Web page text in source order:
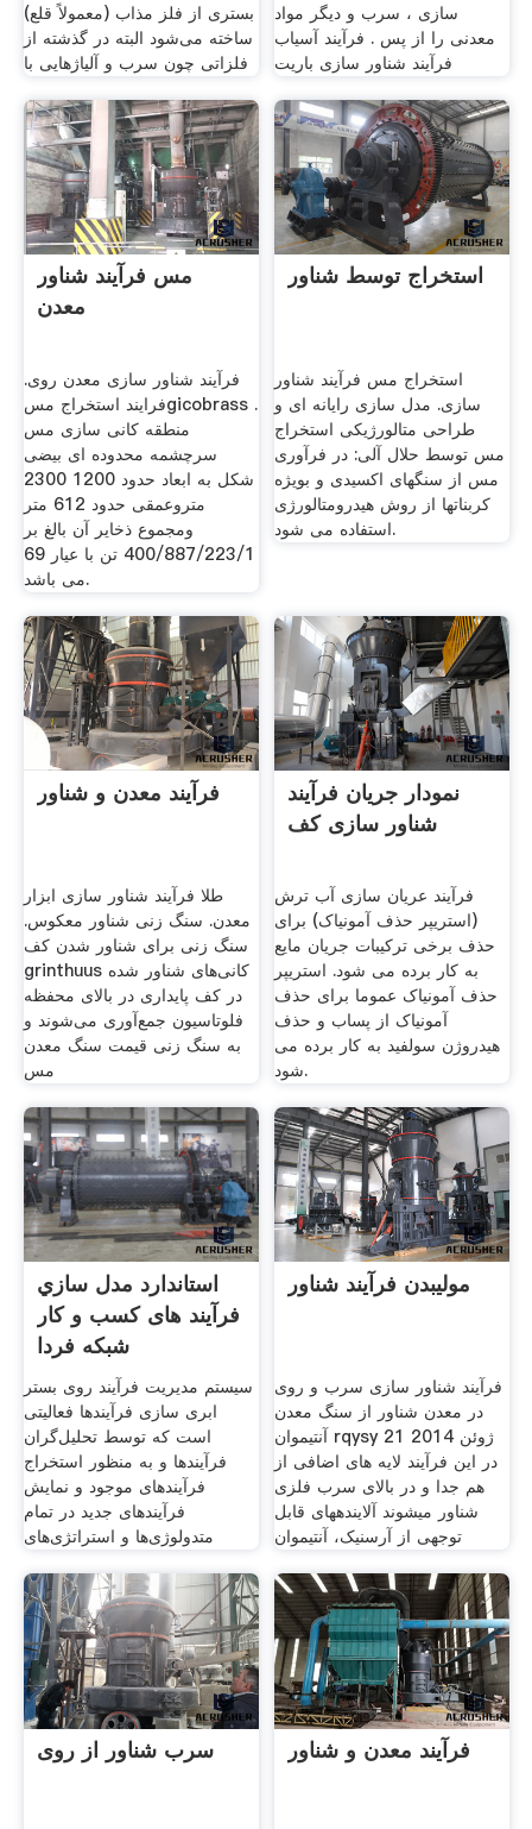
بستری از فلز مذاب (معمولاً قلع)
ساخته می‌شود البته در گذشته از
فلزاتی چون سرب و آلیاژهایی با
سازی ، سرب و دیگر مواد
معدنی را از پس . فرآیند آسیاب
فرآیند شناور سازی باریت
مس فرآیند شناور
معدن
فرآیند شناور سازی معدن روی.
فرایند استخراج مسgicobrass .
منطقه کانی سازی مس
سرچشمه محدوده ای بیضی
شکل به ابعاد حدود 1200 2300
متروعمقی حدود 612 متر
ومجموع ذخایر آن بالغ بر
400/887/223/1 تن با عیار 69
می باشد.
استخراج توسط شناور
استخراج مس فرآیند شناور
سازی. مدل سازی رایانه ای و
طراحی متالورژیکی استخراج
مس توسط حلال آلی: در فرآوری
مس از سنگهای اکسیدی و بویژه
کربناتها از روش هیدرومتالورژی
استفاده می شود.
فرآیند معدن و شناور
طلا فرآیند شناور سازی ابزار
معدن. سنگ زنی شناور معکوس.
سنگ زنی برای شناور شدن کف
grinthuus کانی‌های شناور شده
در کف پایداری در بالای محفظه
فلوتاسیون جمع‌آوری می‌شوند و
به سنگ زنی قیمت سنگ معدن
مس
نمودار جریان فرآیند
شناور سازی کف
فرآیند عریان سازی آب ترش
(استریپر حذف آمونیاک) برای
حذف برخی ترکیبات جریان مایع
به کار برده می شود. استریپر
حذف آمونیاک عموما برای حذف
آمونیاک از پساب و حذف
هیدروژن سولفید به کار برده می
شود.
استاندارد مدل سازي
فرآيند های كسب و کار
شبکه فردا
سیستم مدیریت فرآیند روی بستر
ابری سازی فرآيندها فعالیتی
است که توسط تحلیل‌گران
فرآيندها و به منظور استخراج
فرآيندهای موجود و نمایش
فرآيندهای جدید در تمام
متدولوژی‌ها و استراتژی‌های
مولیبدن فرآیند شناور
فرآیند شناور سازی سرب و روی
در معدن شناور از سنگ معدن
آنتیموان rqysy 21 ژوئن 2014
در این فرآیند لایه های اضافی از
هم جدا و در بالای سرب فلزی
شناور میشوند آلایندههای قابل
توجهی از آرسنیک، آنتیموان
سرب شناور از روی فرآیند معدن و شناور